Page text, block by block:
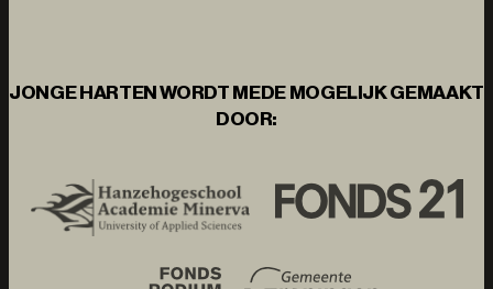
JONGE HARTEN WORDT MEDE MOGELIJK GEMAAKT
DOOR: